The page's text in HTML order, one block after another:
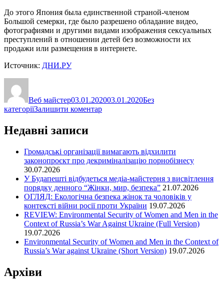
До этого Япония была единственной страной-членом
Большой семерки, где было разрешено обладание видео,
фотографиями и другими видами изображения сексуальных
преступлений в отношении детей без возможности их
продажи или размещения в интернете.
Источник: ДНИ.РУ
Веб майстер03.01.202003.01.2020Без
категоріїЗалишити коментардо
в
комиксах
Недавні записи
Громадські організації вимагають відхилити
законопроєкт про декриміналізацію порнобізнесу
30.07.2026
У Будапешті відбудеться медіа-майстерня з висвітлення
порядку денного “Жінки, мир, безпека” 21.07.2026
ОГЛЯД: Екологічна безпека жінок та чоловіків у
контексті війни росії проти України 19.07.2026
REVIEW: Environmental Security of Women and Men in the
Context of Russia’s War Against Ukraine (Full Version)
19.07.2026
Environmental Security of Women and Men in the Context of
Russia’s War against Ukraine (Short Version) 19.07.2026
Архіви